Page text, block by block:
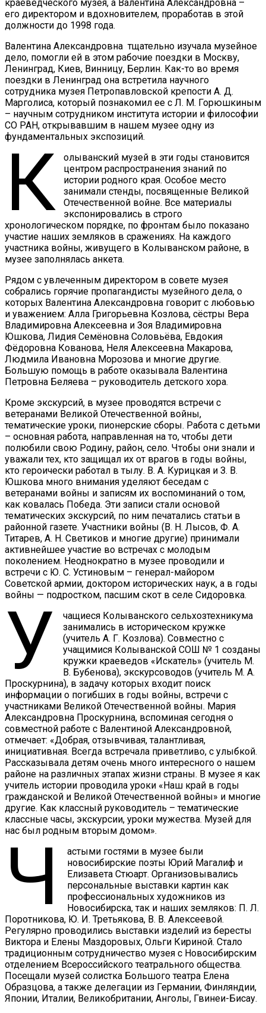
краеведческого музея, а Валентина Александровна –
его директором и вдохновителем, проработав в этой
должности до 1998 года.
Валентина Александровна тщательно изучала музейное
дело, помогли ей в этом рабочие поездки в Москву,
Ленинград, Киев, Винницу, Берлин. Как-то во время
поездки в Ленинград она встретила научного
сотрудника музея Петропавловской крепости А. Д.
Марголиса, который познакомил ее с Л. М. Горюшкиным
– научным сотрудником института истории и философии
СО РАН, открывавшим в нашем музее одну из
фундаментальных экспозиций.
К
олыванский музей в эти годы становится
центром распространения знаний по
истории родного края. Особое место
занимали стенды, посвященные Великой
Отечественной войне. Все материалы
экспонировались в строго
хронологическом порядке, по фронтам было показано
участие наших земляков в сражениях. На каждого
участника войны, живущего в Колыванском районе, в
музее заполнялась анкета.
Рядом с увлеченным директором в совете музея
собрались горячие пропагандисты музейного дела, о
которых Валентина Александровна говорит с любовью
и уважением: Алла Григорьевна Козлова, сёстры Вера
Владимировна Алексеевна и Зоя Владимировна
Юшкова, Лидия Семёновна Соловьёва, Евдокия
Фёдоровна Кованова, Неля Алексеевна Макарова,
Людмила Ивановна Морозова и многие другие.
Большую помощь в работе оказывала Валентина
Петровна Беляева – руководитель детского хора.
Кроме экскурсий, в музее проводятся встречи с
ветеранами Великой Отечественной войны,
тематические уроки, пионерские сборы. Работа с детьми
– основная работа, направленная на то, чтобы дети
полюбили свою Родину, район, село. Чтобы они знали и
уважали тех, кто защищал их от врагов в годы войны,
кто героически работал в тылу. В. А. Курицкая и З. В.
Юшкова много внимания уделяют беседам с
ветеранами войны и записям их воспоминаний о том,
как ковалась Победа. Эти записи стали основой
тематических экскурсий, по ним печатались статьи в
районной газете. Участники войны (В. Н. Лысов, Ф. А.
Титарев, А. Н. Светиков и многие другие) принимали
активнейшее участие во встречах с молодым
поколением. Неоднократно в музее проводили и
встречи с Ю. С. Устиновым – генерал-майором
Советской армии, доктором исторических наук, а в годы
войны — подростком, пасшим скот в селе Сидоровка.
У
чащиеся Колыванского сельхозтехникума
занимались в историческом кружке
(учитель А. Г. Козлова). Совместно с
учащимися Колыванской СОШ № 1 созданы
кружки краеведов «Искатель» (учитель М.
В. Бубенова), экскурсоводов (учитель М. А.
Проскурнина), в задачу которых входит поиск
информации о погибших в годы войны, встречи с
участниками Великой Отечественной войны. Мария
Александровна Проскурнина, вспоминая сегодня о
совместной работе с Валентиной Александровной,
отмечает: «Добрая, отзывчивая, талантливая,
инициативная. Всегда встречала приветливо, с улыбкой.
Рассказывала детям очень много интересного о нашем
районе на различных этапах жизни страны. В музее я как
учитель истории проводила уроки «Наш край в годы
гражданской и Великой Отечественной войны» и многие
другие. Как классный руководитель – тематические
классные часы, экскурсии, уроки мужества. Музей для
нас был родным вторым домом».
Ч
астыми гостями в музее были
новосибирские поэты Юрий Магалиф и
Елизавета Стюарт. Организовывались
персональные выставки картин как
профессиональных художников из
Новосибирска, так и наших земляков: П. Л.
Поротникова, Ю. И. Третьякова, В. В. Алексеевой.
Регулярно проводились выставки изделий из бересты
Виктора и Елены Маздоровых, Ольги Кириной. Стало
традиционным сотрудничество музея с Новосибирским
отделением Всероссийского театрального общества.
Посещали музей солистка Большого театра Елена
Образцова, а также делегации из Германии, Финляндии,
Японии, Италии, Великобритании, Анголы, Гвинеи-Бисау.